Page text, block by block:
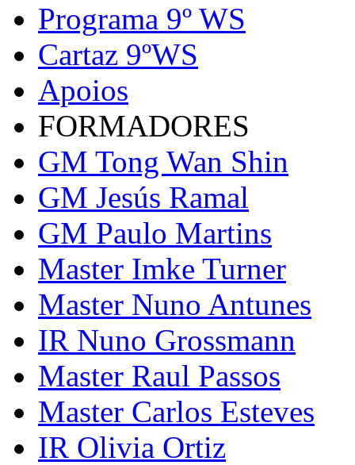
Programa 9º WS
Cartaz 9ºWS
Apoios
FORMADORES
GM Tong Wan Shin
GM Jesús Ramal
GM Paulo Martins
Master Imke Turner
Master Nuno Antunes
IR Nuno Grossmann
Master Raul Passos
Master Carlos Esteves
IR Olivia Ortiz